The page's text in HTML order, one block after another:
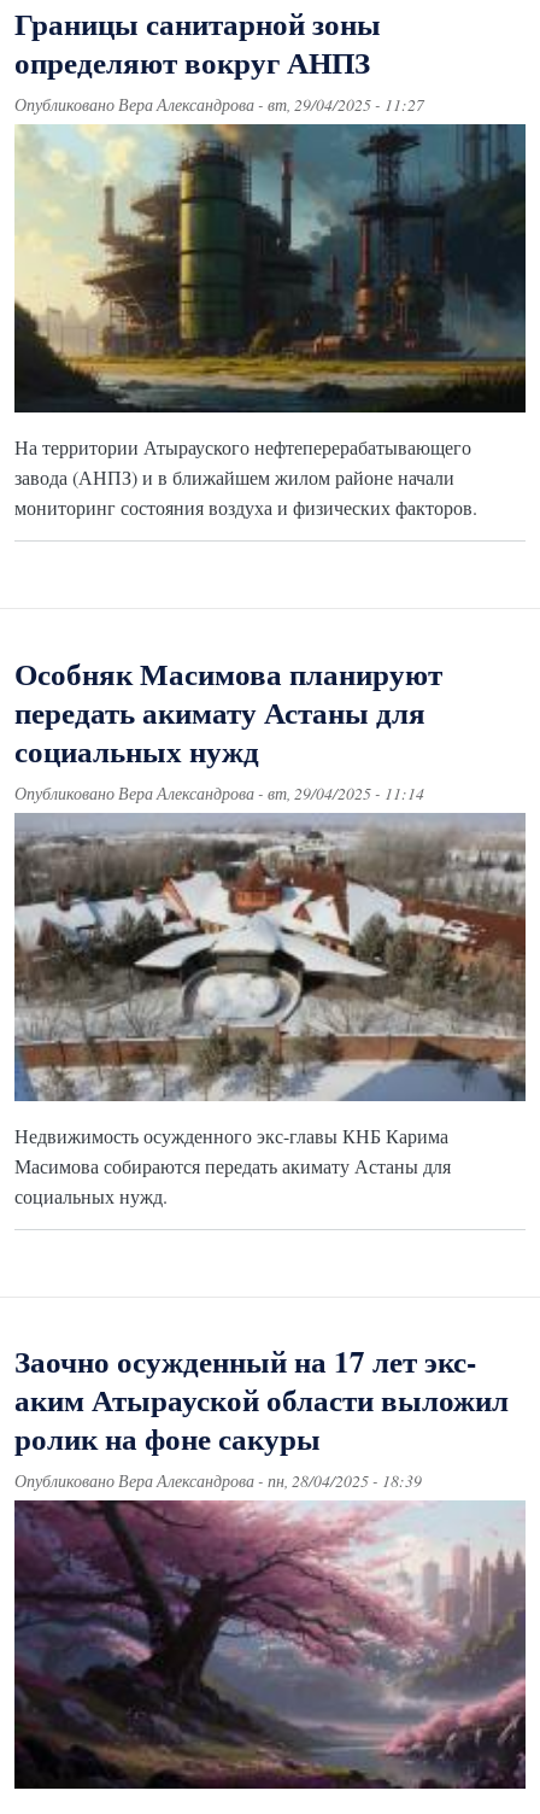
Границы санитарной зоны
определяют вокруг АНПЗ
ОпубликованоВера Александрова- вт, 29/04/2025 - 11:27
На территории Атырауского нефтеперерабатывающего
завода (АНПЗ) и в ближайшем жилом районе начали
мониторинг состояния воздуха и физических факторов.
Особняк Масимова планируют
передать акимату Астаны для
социальных нужд
Опубликовано Вера Александрова- вт, 29/04/2025 - 11:14
Недвижимость осужденного экс-главы КНБ Карима
Масимова собираются передать акимату Астаны для
социальных нужд.
Заочно осужденный на 17 лет экс-
аким Атырауской области выложил
ролик на фоне сакуры
ОпубликованоВера Александрова- пн, 28/04/2025 - 18:39